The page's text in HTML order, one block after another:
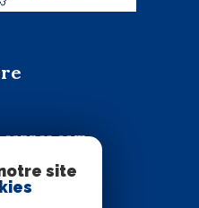
site